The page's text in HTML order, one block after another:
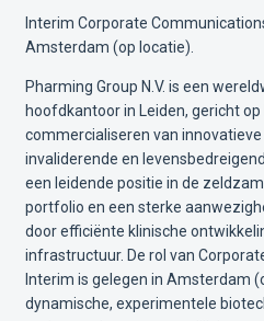
Interim Corporate
Amsterdam (op locatie).
Pharming Group N.V. is een
hoofdkantoor in Leiden, gericht
commercialiseren van
invaliderende en
een leidende positie in de
portfolio en een sterke
door efficiënte klinische
infrastructuur. De rol van
Interim is gelegen in Amsterdam
dynamische, experimentele